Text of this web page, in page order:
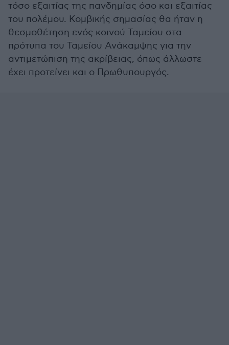
τόσο εξαιτίας της πανδημίας όσο και εξαιτίας
του πολέμου. Κομβικής σημασίας θα ήταν η
θεσμοθέτηση ενός κοινού Ταμείου στα
πρότυπα του Ταμείου Ανάκαμψης για την
αντιμετώπιση της ακρίβειας, όπως άλλωστε
έχει προτείνει και ο Πρωθυπουργός.